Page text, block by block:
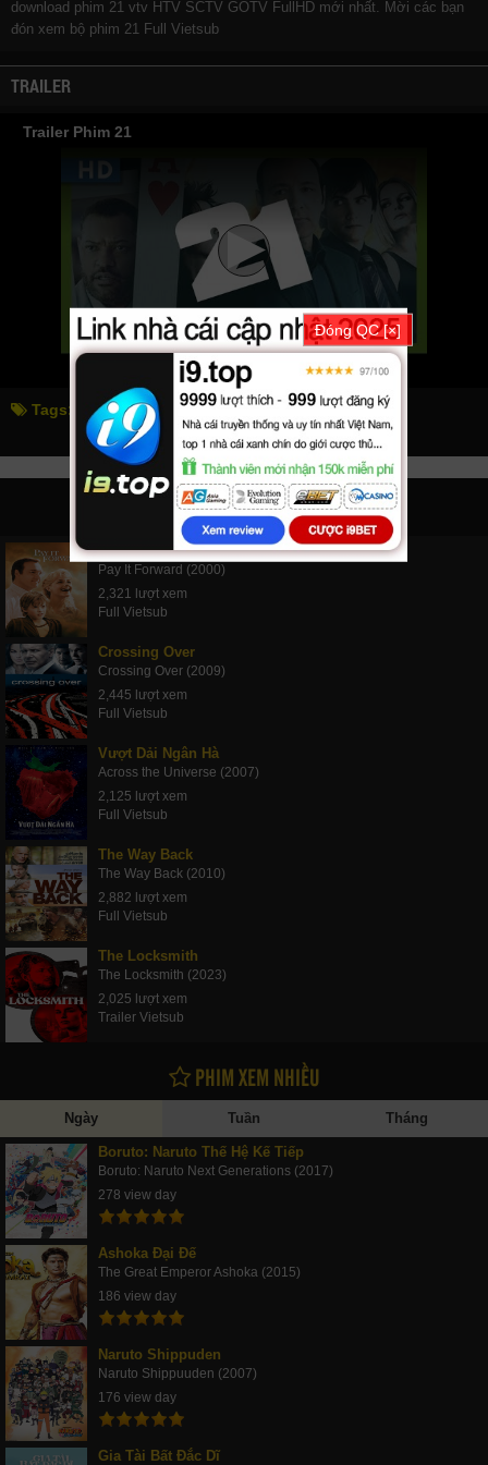
download phim 21 vtv HTV SCTV GOTV FullHD mới nhất. Mời các bạn
đón xem bộ phim 21 Full Vietsub
TRAILER
Trailer Phim 21
Tags: 21
PHIM LIÊN QUAN
Đáp Đền Tiếp Nối
Pay It Forward (2000)
2,321 lượt xem
Full Vietsub
Crossing Over
Crossing Over (2009)
2,445 lượt xem
Full Vietsub
Vượt Dải Ngân Hà
Across the Universe (2007)
2,125 lượt xem
Full Vietsub
The Way Back
The Way Back (2010)
2,882 lượt xem
Full Vietsub
The Locksmith
The Locksmith (2023)
2,025 lượt xem
Trailer Vietsub
PHIM XEM NHIỀU
Ngày Tuần Tháng
Boruto: Naruto Thế Hệ Kế Tiếp
Boruto: Naruto Next Generations (2017)
278 view day
Ashoka Đại Đế
The Great Emperor Ashoka (2015)
186 view day
Naruto Shippuden
Naruto Shippuuden (2007)
176 view day
Gia Tài Bất Đắc Dĩ
Đóng QC [×]